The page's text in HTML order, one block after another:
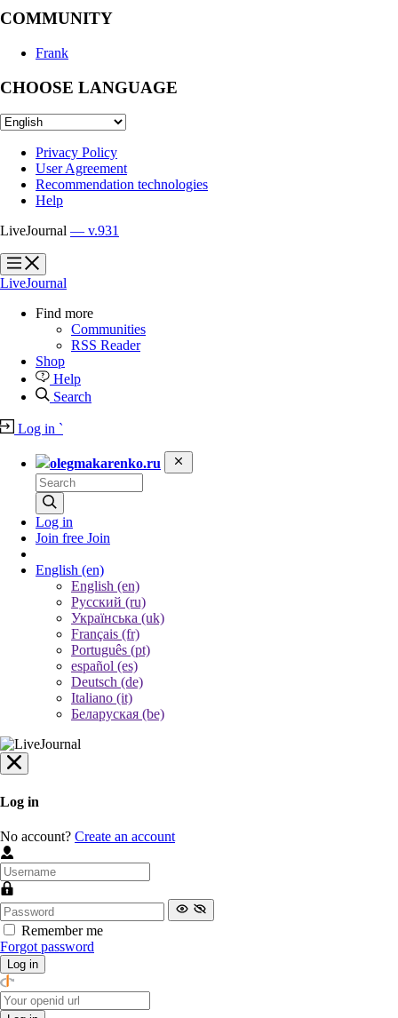
COMMUNITY
Frank
CHOOSE LANGUAGE
Privacy Policy
User Agreement
Recommendation technologies
Help
LiveJournal — v.931
?
?
LiveJournal
Find more
Communities
RSS Reader
Shop
Help
Search
Log in `
olegmakarenko.ru
Log in
Join free Join
English (en)
English (en)
Русский (ru)
Українська (uk)
Français (fr)
Português (pt)
español (es)
Deutsch (de)
Italiano (it)
Беларуская (be)
Log in
No account? Create an account
Remember me
Forgot password
Log in